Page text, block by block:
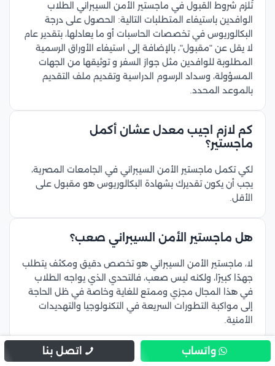
تُلزم شروط القبول في ماجستير الأمن السيبراني الطلاب
الوافدين باستيفاء المتطلبات التالية: الحصول على درجة
البكالوريوس في تخصصات الحاسبات أو ما يعادلها، بتقدير عام
لا يقل عن "مقبول"، بالإضافة إلى استيفاء الأوراق الرسمية
المطلوبة للوافدين مثل جواز السفر و توثيقها من الجهات
المسؤولة، وسداد الرسوم الدراسية وتقديم ملف التقديم
بالموعد المحدد.
كم لازم اجيب معدل عشان أكمل
ماجستير؟
لكي تكمل ماجستير الأمن السيبراني في الجامعات المصرية،
يجب أن يكون تقديرك بشهادة البكالوريوس هو مقبول على
الأقل.
هل ماجستير الأمن السيبراني صعب؟
لا، ماجستير الأمن السيبراني هو تخصص دقيق ومكثف يتطلب
جهدًا كبيرًا، ولكنه ليس صعب، فالتحدي الذي يواجه الطلاب
في هذا المجال مجزي وممتع للغاية وخاصة في ظل الحاجة
إلى مواكبة التطورات السريعة في التكنولوجيا والتهديدات
الأمنية.
ما هي مدة الماجستير في الأمن
واتساب اتصل بنا